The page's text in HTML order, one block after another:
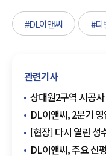
#DL이앤씨 #디
관련기사
상대원2구역 시공
인정
DL이앤씨, 2분기
555억원 매입
[현장] 다시 열린
·IPARK현산 현장설
DL이앤씨, 주요 신